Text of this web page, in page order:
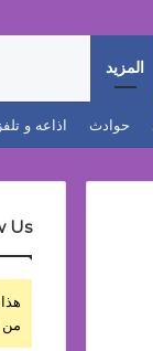
المزيد
حوادث اذاعه و
Us
من